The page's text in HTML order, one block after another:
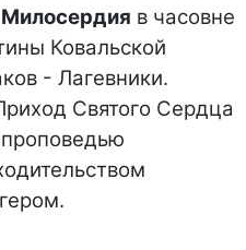
в часовне
Ковальской
- Лагевники.
Святого Сердца